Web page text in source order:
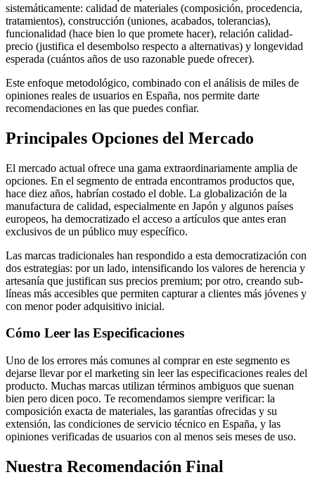
sistemáticamente: calidad de materiales (composición, procedencia,
tratamientos), construcción (uniones, acabados, tolerancias),
funcionalidad (hace bien lo que promete hacer), relación calidad-
precio (justifica el desembolso respecto a alternativas) y longevidad
esperada (cuántos años de uso razonable puede ofrecer).
Este enfoque metodológico, combinado con el análisis de miles de
opiniones reales de usuarios en España, nos permite darte
recomendaciones en las que puedes confiar.
Principales Opciones del Mercado
El mercado actual ofrece una gama extraordinariamente amplia de
opciones. En el segmento de entrada encontramos productos que,
hace diez años, habrían costado el doble. La globalización de la
manufactura de calidad, especialmente en Japón y algunos países
europeos, ha democratizado el acceso a artículos que antes eran
exclusivos de un público muy específico.
Las marcas tradicionales han respondido a esta democratización con
dos estrategias: por un lado, intensificando los valores de herencia y
artesanía que justifican sus precios premium; por otro, creando sub-
líneas más accesibles que permiten capturar a clientes más jóvenes y
con menor poder adquisitivo inicial.
Cómo Leer las Especificaciones
Uno de los errores más comunes al comprar en este segmento es
dejarse llevar por el marketing sin leer las especificaciones reales del
producto. Muchas marcas utilizan términos ambiguos que suenan
bien pero dicen poco. Te recomendamos siempre verificar: la
composición exacta de materiales, las garantías ofrecidas y su
extensión, las condiciones de servicio técnico en España, y las
opiniones verificadas de usuarios con al menos seis meses de uso.
Nuestra Recomendación Final